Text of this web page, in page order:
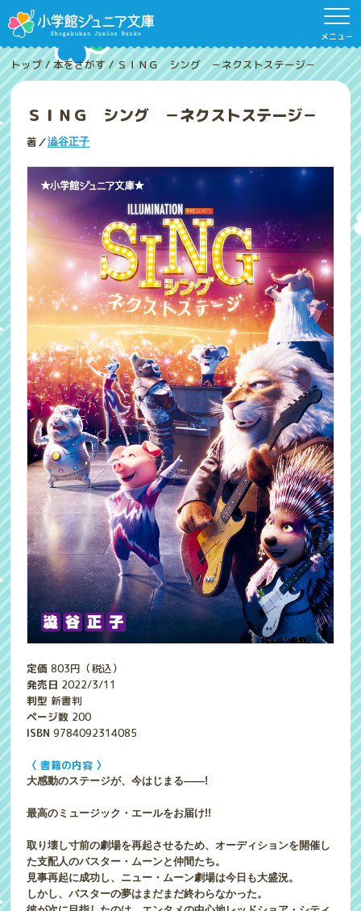
メニュー
トップ /本をさがす /ＳＩＮＧ シング －ネクストステージ－
ＳＩＮＧ シング －ネクストステージ－
著／澁谷正子
定価803円（税込）
発売日 2022/3/11
判型 新書判
ページ数 200
ISBN9784092314085
〈 書籍の内容 〉
大感動のステージが、今はじまる――!
最高のミュージック・エールをお届け!!
取り壊し寸前の劇場を再起させるため、オーディションを開催し
た支配人のバスター・ムーンと仲間たち。
見事再起に成功し、ニュー・ムーン劇場は今日も大盛況。
しかし、バスターの夢はまだまだ終わらなかった。